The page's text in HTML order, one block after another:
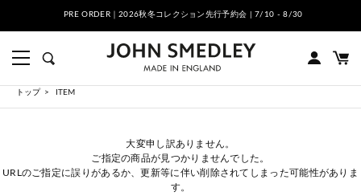
PRE ORDER｜2026秋冬コレクション先行予約会 | 7/10 - 8/30
トップ ITEM
大変申し訳ありません。
ご指定の商品が見つかりませんでした。
URLのご指定に誤りがあるか、更新等に伴い削除されてしまった可能性がありま
す。